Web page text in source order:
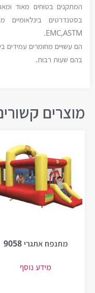
המתקנים בטוחים מאוד
EMC,ASTM.
הם עשויים מחומרים עמידים
בהם שעות רבות.
מוצרים
מתנפח אתגרי 9058
מידע נוסף